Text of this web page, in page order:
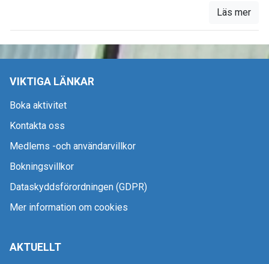
Läs mer
VIKTIGA LÄNKAR
Boka aktivitet
Kontakta oss
Medlems -och användarvillkor
Bokningsvillkor
Dataskyddsförordningen (GDPR)
Mer information om cookies
AKTUELLT